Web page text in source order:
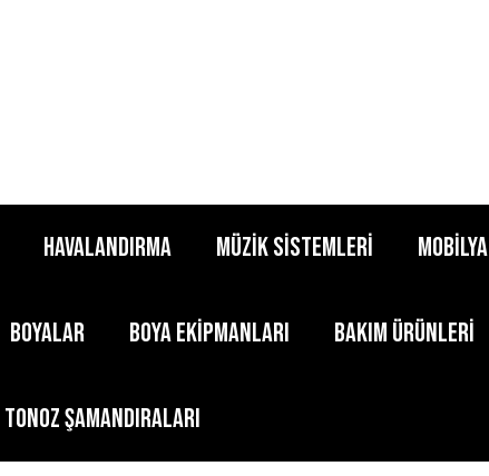
HAVALANDIRMA MÜZİK SİSTEMLERİ MOBİLYA
BOYALAR BOYA EKİPMANLARI BAKIM ÜRÜNLERİ
TONOZ ŞAMANDIRALARI